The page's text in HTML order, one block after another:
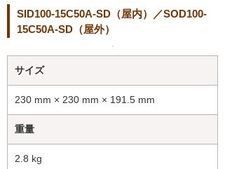
SID100-15C50A-SD（屋内）／SOD100-
15C50A-SD（屋外）
サイズ
230 mm × 230 mm × 191.5 mm
重量
2.8 kg